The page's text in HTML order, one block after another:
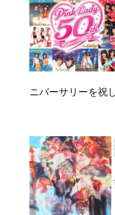
ニバーサリーを祝